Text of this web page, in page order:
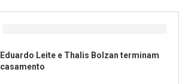
Eduardo Leite e Thalis Bolzan terminam
casamento